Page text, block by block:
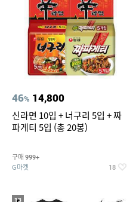
46% 14,800
신라면 10입 + 너구리 5입 + 짜
파게티 5입 (총 20봉)
구매 999+
G마켓 18
13